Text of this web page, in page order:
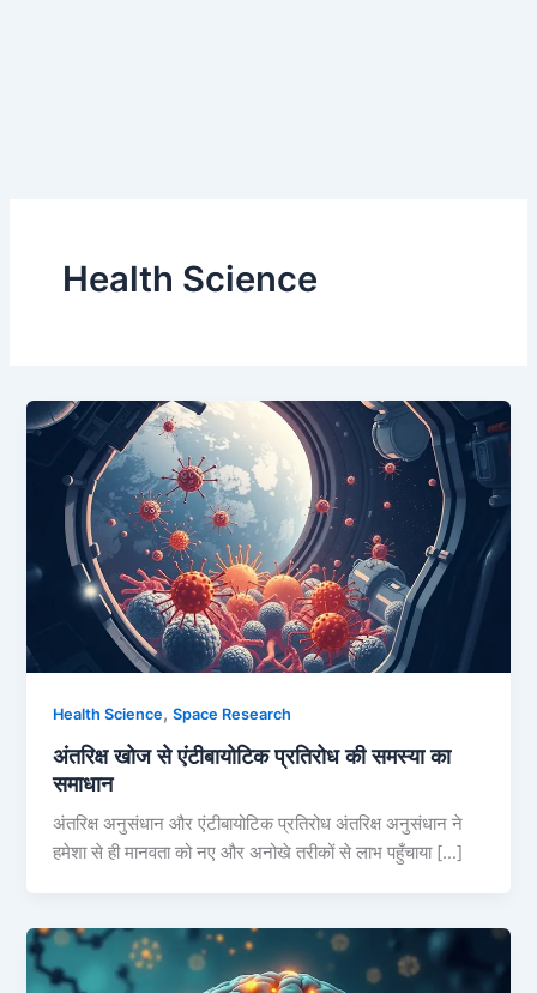
Health Science
Health Science,Space Research
अंतरिक्ष खोज से एंटीबायोटिक प्रतिरोध की समस्या का
समाधान
अंतरिक्ष अनुसंधान और एंटीबायोटिक प्रतिरोध अंतरिक्ष अनुसंधान ने
हमेशा से ही मानवता को नए और अनोखे तरीकों से लाभ पहुँचाया […]